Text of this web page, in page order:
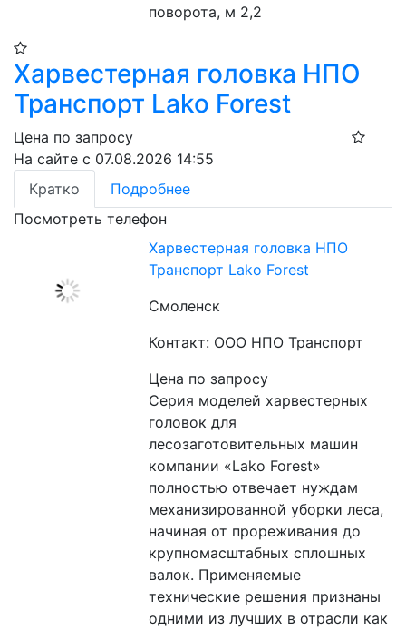
поворота, м 2,2
Харвестерная головка НПО
Транспорт Lako Forest
Цена по запросу
На сайте с 07.08.2026 14:55
Кратко
Подробнее
Посмотреть телефон
Харвестерная головка НПО
Транспорт Lako Forest
Смоленск
Контакт: ООО НПО Транспорт
Цена по запросу
Серия моделей харвестерных
головок для
лесозаготовительных машин
компании «Lako Forest»
полностью отвечает нуждам
механизированной уборки леса,
начиная от прореживания до
крупномасштабных сплошных
валок. Применяемые
технические решения признаны
одними из лучших в отрасли как